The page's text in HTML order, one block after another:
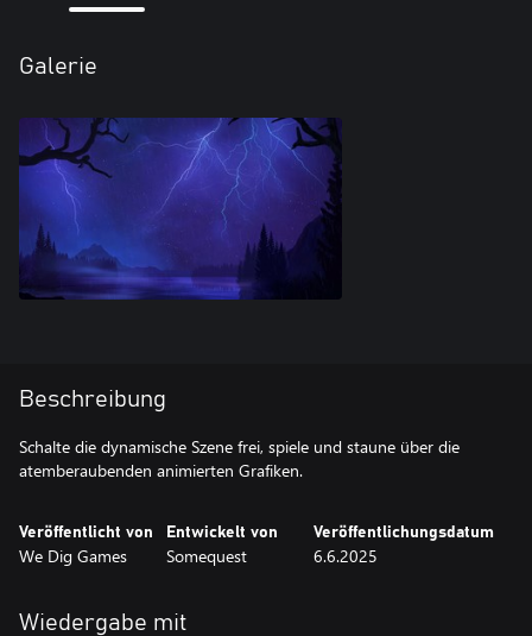
Galerie
Beschreibung
Schalte die dynamische Szene frei, spiele und staune über die
atemberaubenden animierten Grafiken.
Veröffentlicht von
We Dig Games
Entwickelt von
Somequest
Veröffentlichungsdatum
6.6.2025
Wiedergabe mit